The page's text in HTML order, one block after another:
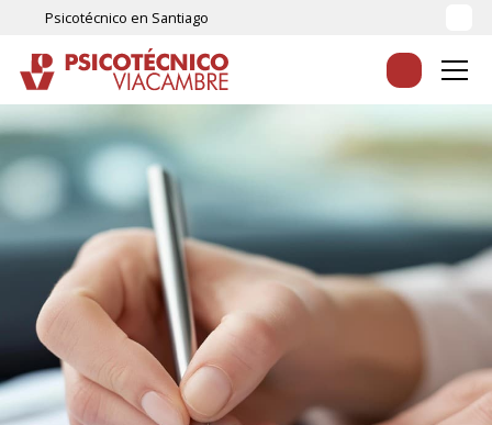
Psicotécnico en Santiago